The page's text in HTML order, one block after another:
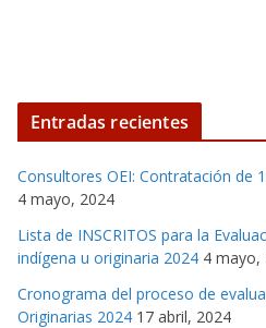
Entradas recientes
Consultores OEI: Contratación de
4 mayo, 2024
Lista de INSCRITOS para la
indígena u originaria 2024 4 mayo,
Cronograma del proceso de
Originarias 2024 17 abril, 2024